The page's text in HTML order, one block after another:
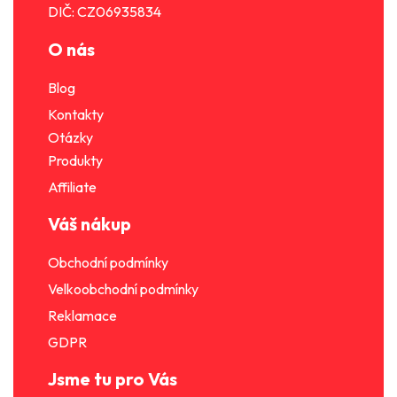
DIČ: CZ06935834
O nás
Blog
Kontakty
Otázky
Produkty
Affiliate
Váš nákup
Obchodní podmínky
Velkoobchodní podmínky
Reklamace
GDPR
Jsme tu pro Vás